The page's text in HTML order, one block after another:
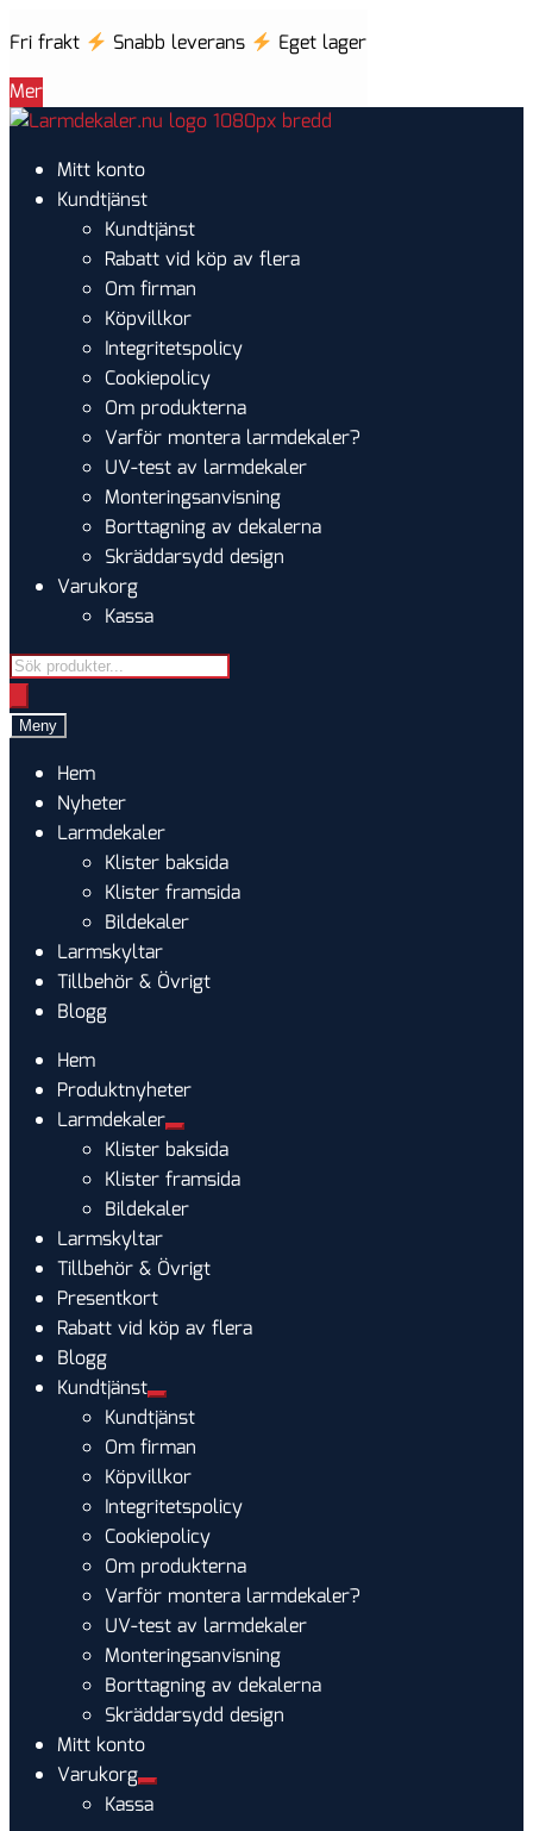
Fri frakt Snabb leverans
Eget lager
Mer
Hoppa
navigering
Hoppa
innehållMitt konto
Kundtjänst
Kundtjänst
Rabatt vid köp av flera
Om firman
Köpvillkor
Integritetspolicy
Cookiepolicy
Om produkterna
Varför montera larmdekaler?
UV-test av larmdekaler
Monteringsanvisning
Borttagning av dekalerna
Skräddarsydd design
Varukorg
Kassa
Products
search
Meny
Hem
Nyheter
Larmdekaler
Klister baksida
Klister framsida
Bildekaler
Larmskyltar
Tillbehör & Övrigt
Blogg
Hem
Produktnyheter
Larmdekaler
Expandera
undermeny
Klister baksida
Klister framsida
Bildekaler
Larmskyltar
Tillbehör & Övrigt
Presentkort
Rabatt vid köp av flera
Blogg
Kundtjänst
Expandera
undermeny
Kundtjänst
Om firman
Köpvillkor
Integritetspolicy
Cookiepolicy
Om produkterna
Varför montera larmdekaler?
UV-test av larmdekaler
Monteringsanvisning
Borttagning av dekalerna
Skräddarsydd design
Mitt konto
Varukorg
Expandera
undermeny
Kassa